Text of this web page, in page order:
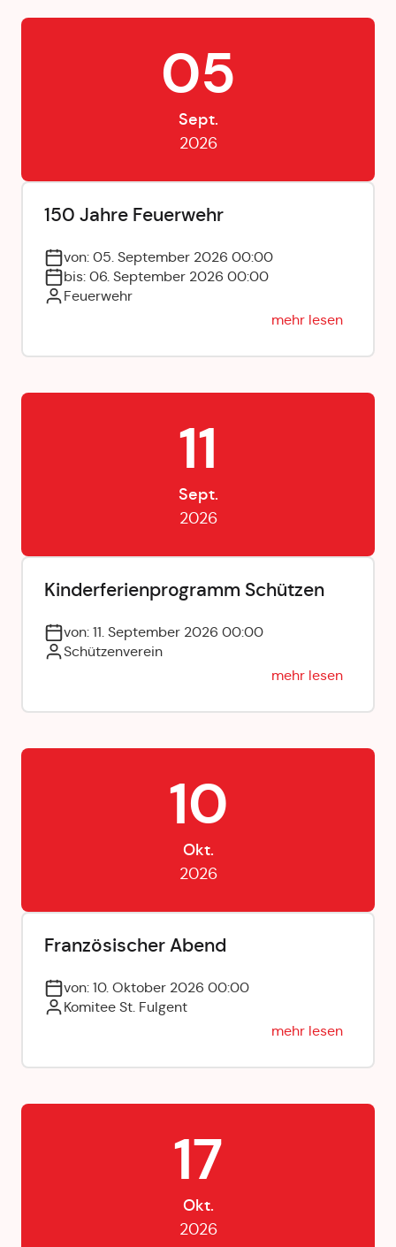
05
Sept.
2026
150 Jahre Feuerwehr
von: 05. September 2026 00:00
bis: 06. September 2026 00:00
Feuerwehr
mehr lesen
11
Sept.
2026
Kinderferienprogramm Schützen
von: 11. September 2026 00:00
Schützenverein
mehr lesen
10
Okt.
2026
Französischer Abend
von: 10. Oktober 2026 00:00
Komitee St. Fulgent
mehr lesen
17
Okt.
2026